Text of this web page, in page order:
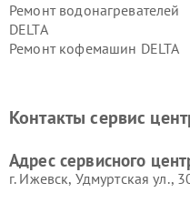
Ремонт водонагревателей
DELTA
Ремонт кофемашин DELTA
Контакты сервис
Адрес сервисного
г. Ижевск, Удмуртская ул.,